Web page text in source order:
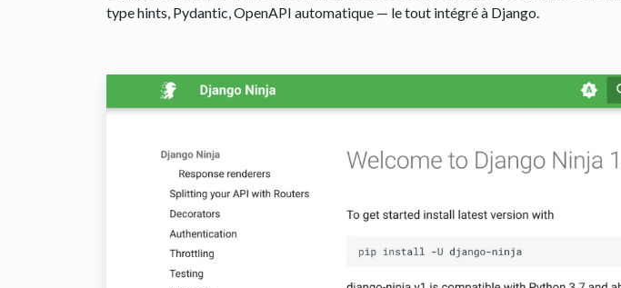
type hints, Pydantic, OpenAPI automatique — le tout intégré à Django.